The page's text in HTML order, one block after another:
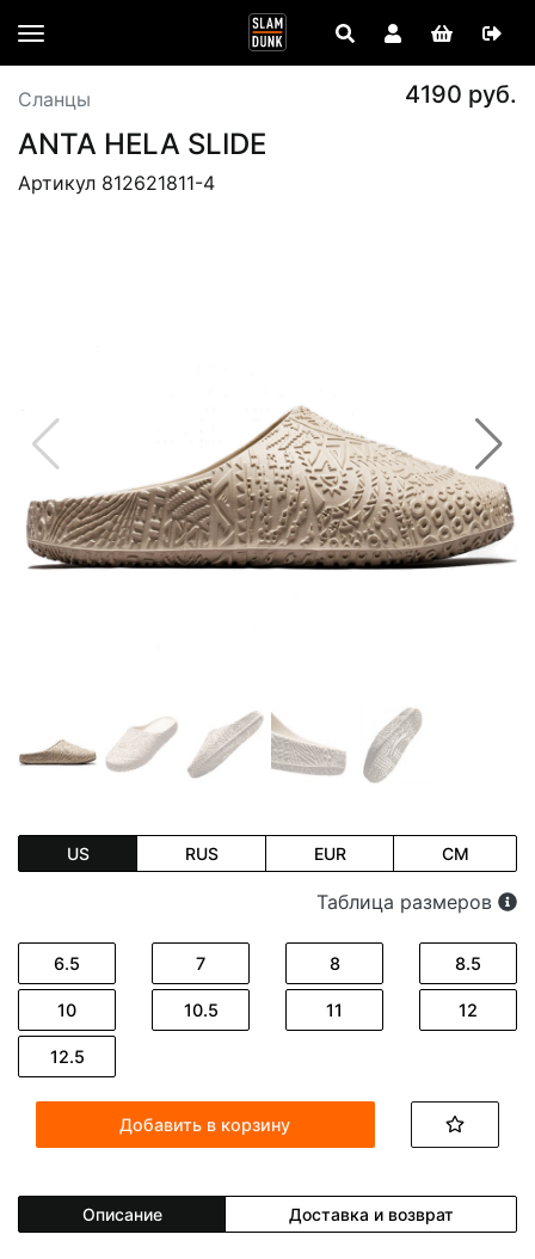
Сланцы 4190 руб.
ANTA HELA SLIDE
Артикул 812621811-4
US RUS EUR CM
Таблица размеров
6.5 7 8 8.5
10 10.5 11 12
12.5
Добавить в корзину
Описание Доставка и возврат